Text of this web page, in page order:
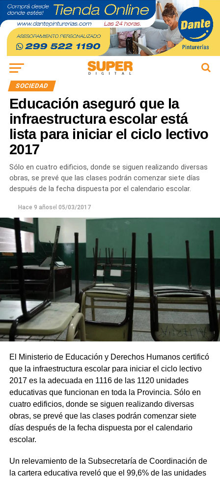
SOCIEDAD
Educación aseguró que la
infraestructura escolar está
lista para iniciar el ciclo lectivo
2017
Sólo en cuatro edificios, donde se siguen realizando diversas
obras, se prevé que las clases podrán comenzar siete días
después de la fecha dispuesta por el calendario escolar.
Hace 9 añosel 05/03/2017
El Ministerio de Educación y Derechos Humanos certificó
que la infraestructura escolar para iniciar el ciclo lectivo
2017 es la adecuada en 1116 de las 1120 unidades
educativas que funcionan en toda la Provincia. Sólo en
cuatro edificios, donde se siguen realizando diversas
obras, se prevé que las clases podrán comenzar siete
días después de la fecha dispuesta por el calendario
escolar.
Un relevamiento de la Subsecretaría de Coordinación de
la cartera educativa reveló que el 99,6% de las unidades